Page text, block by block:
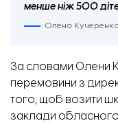
менше ніж 500
Олена
За словами Олени
перемовини з
того, щоб возити
заклади